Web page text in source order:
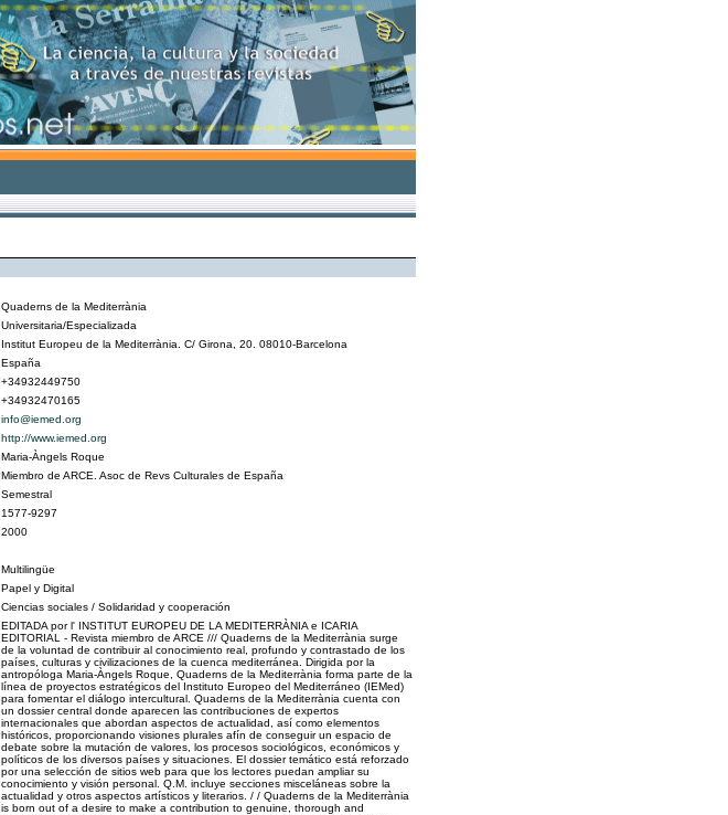
Quaderns de la Mediterrània
Universitaria/Especializada
Institut Europeu de la Mediterrània. C/ Girona, 20. 08010-Barcelona
España
+34932449750
+34932470165
info@iemed.org
http://www.iemed.org
Maria-Àngels Roque
Miembro de ARCE. Asoc de Revs Culturales de España
Semestral
1577-9297
2000
Multilingüe
Papel y Digital
Ciencias sociales / Solidaridad y cooperación
EDITADA por l' INSTITUT EUROPEU DE LA MEDITERRÀNIA e ICARIA
EDITORIAL - Revista miembro de ARCE /// Quaderns de la Mediterrània surge
de la voluntad de contribuir al conocimiento real, profundo y contrastado de los
países, culturas y civilizaciones de la cuenca mediterránea. Dirigida por la
antropóloga Maria-Àngels Roque, Quaderns de la Mediterrània forma parte de la
línea de proyectos estratégicos del Instituto Europeo del Mediterráneo (IEMed)
para fomentar el diálogo intercultural. Quaderns de la Mediterrània cuenta con
un dossier central donde aparecen las contribuciones de expertos
internacionales que abordan aspectos de actualidad, así como elementos
históricos, proporcionando visiones plurales afín de conseguir un espacio de
debate sobre la mutación de valores, los procesos sociológicos, económicos y
políticos de los diversos países y situaciones. El dossier temático está reforzado
por una selección de sitios web para que los lectores puedan ampliar su
conocimiento y visión personal. Q.M. incluye secciones misceláneas sobre la
actualidad y otros aspectos artísticos y literarios. / / Quaderns de la Mediterrània
is born out of a desire to make a contribution to genuine, thorough and